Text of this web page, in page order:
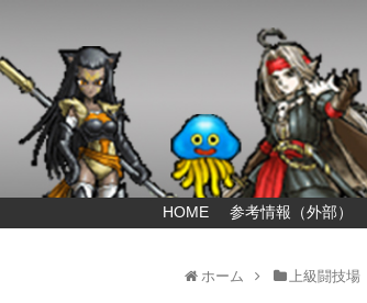
HOME 参考情報（外部）
ホーム 上級闘技場